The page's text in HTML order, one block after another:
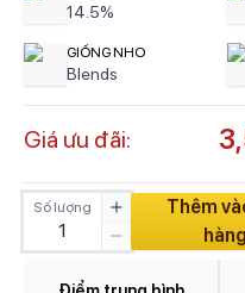
14.5%
GIỐNG NHO
Blends
Giá ưu đãi:
Số lượng
Thêm
hàng